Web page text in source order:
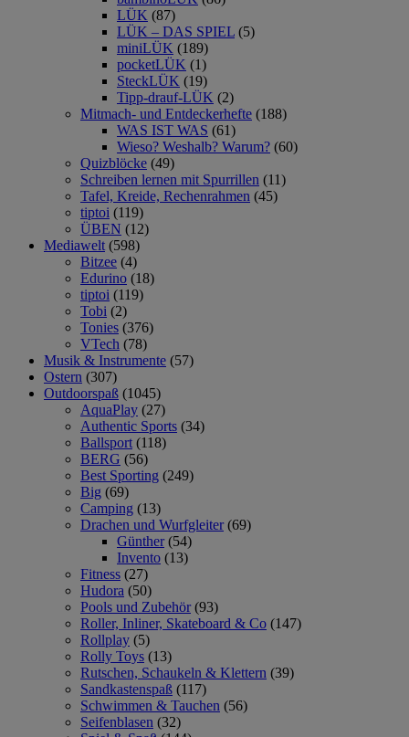
LÜK (87)
LÜK – DAS SPIEL (5)
miniLÜK (189)
pocketLÜK (1)
SteckLÜK (19)
Tipp-drauf-LÜK (2)
Mitmach- und Entdeckerhefte (188)
WAS IST WAS (61)
Wieso? Weshalb? Warum? (60)
Quizblöcke (49)
Schreiben lernen mit Spurrillen (11)
Tafel, Kreide, Rechenrahmen (45)
tiptoi (119)
ÜBEN (12)
Mediawelt (598)
Bitzee (4)
Edurino (18)
tiptoi (119)
Tobi (2)
Tonies (376)
VTech (78)
Musik & Instrumente (57)
Ostern (307)
Outdoorspaß (1045)
AquaPlay (27)
Authentic Sports (34)
Ballsport (118)
BERG (56)
Best Sporting (249)
Big (69)
Camping (13)
Drachen und Wurfgleiter (69)
Günther (54)
Invento (13)
Fitness (27)
Hudora (50)
Pools und Zubehör (93)
Roller, Inliner, Skateboard & Co (147)
Rollplay (5)
Rolly Toys (13)
Rutschen, Schaukeln & Klettern (39)
Sandkastenspaß (117)
Schwimmen & Tauchen (56)
Seifenblasen (32)